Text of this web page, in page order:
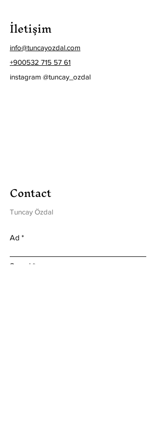
İletişim
info@tuncayozdal.com
+900532 715 57 61
instagram @tuncay_ozdal
Contact
Tuncay Özdal
Ad
Soyad